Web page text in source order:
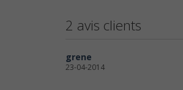
2 avis clients
grene
23-04-2014